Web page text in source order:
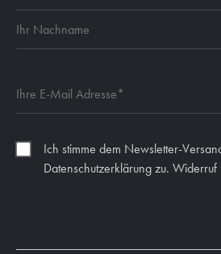
Ich stimme dem Newsletter-
Datenschutzerklärung zu.